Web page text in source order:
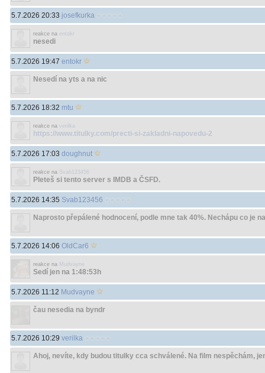
5.7.2026 20:33 josefkurka
reakce na entokr
nesedi
5.7.2026 19:47 entokr
Nesedí na yts a na nic
5.7.2026 18:32 mtu
reakce na verilka
https://www.titulky.com/precti-si-zakladni-napovedu-2
5.7.2026 17:03 doughnut
reakce na Svab123456
Pleteš si tento server s IMDB a ČSFD.
5.7.2026 14:35 Svab123456
Naprosto přepálené hodnocení, podle mne tak 40%. Nechápu co je
5.7.2026 14:06 OldCar6
reakce na Mudvayne
Sedí jen na 1:48:53h
5.7.2026 11:12 Mudvayne
čau nesedia na byndr
5.7.2026 10:29 verilka
Ahoj, nevíte, kdy budou titulky cca schválené. Na film nespěchám,